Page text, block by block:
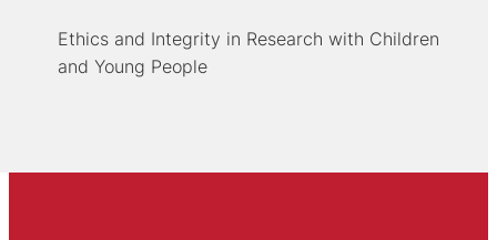
Ethics and Integrity in Research with Children
and Young People